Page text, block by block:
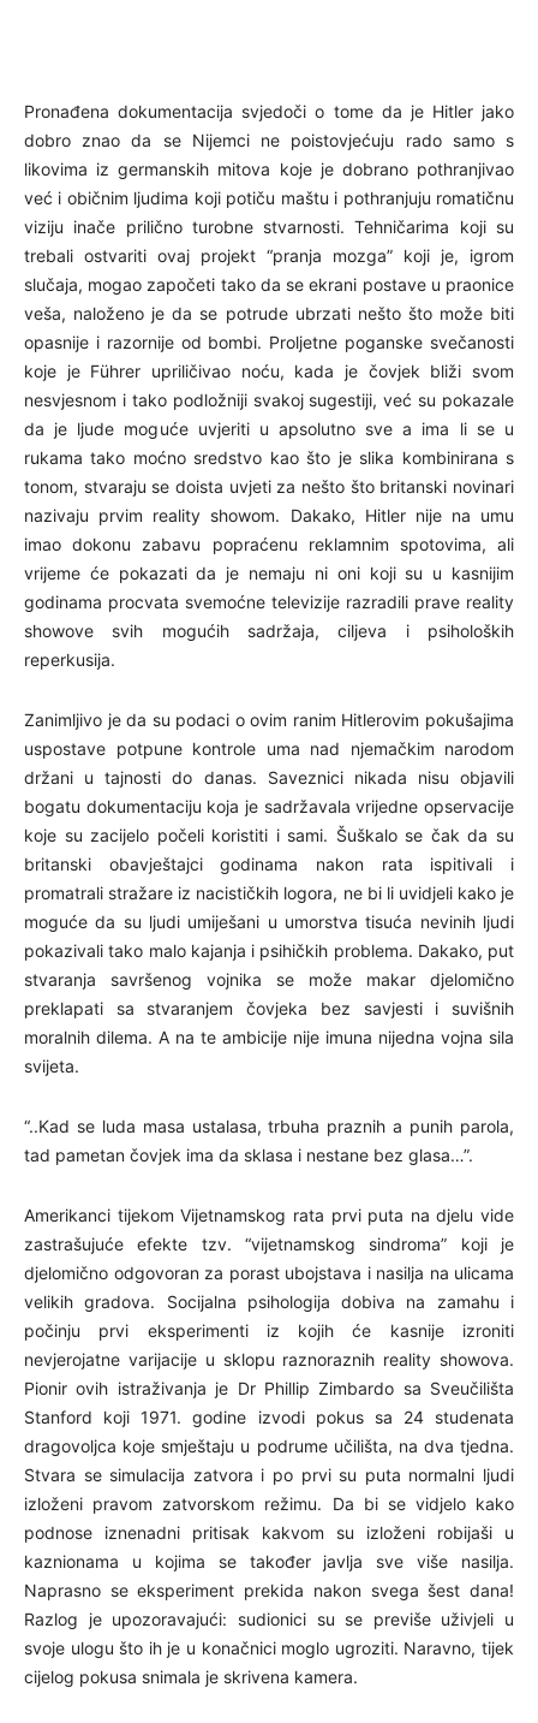
Pronađena dokumentacija svjedoči o tome da je Hitler jako
dobro znao da se Nijemci ne poistovjećuju rado samo s
likovima iz germanskih mitova koje je dobrano pothranjivao
već i običnim ljudima koji potiču maštu i pothranjuju romatičnu
viziju inače prilično turobne stvarnosti. Tehničarima koji su
trebali ostvariti ovaj projekt “pranja mozga” koji je, igrom
slučaja, mogao započeti tako da se ekrani postave u praonice
veša, naloženo je da se potrude ubrzati nešto što može biti
opasnije i razornije od bombi. Proljetne poganske svečanosti
koje je Führer upriličivao noću, kada je čovjek bliži svom
nesvjesnom i tako podložniji svakoj sugestiji, već su pokazale
da je ljude moguće uvjeriti u apsolutno sve a ima li se u
rukama tako moćno sredstvo kao što je slika kombinirana s
tonom, stvaraju se doista uvjeti za nešto što britanski novinari
nazivaju prvim reality showom. Dakako, Hitler nije na umu
imao dokonu zabavu popraćenu reklamnim spotovima, ali
vrijeme će pokazati da je nemaju ni oni koji su u kasnijim
godinama procvata svemoćne televizije razradili prave reality
showove svih mogućih sadržaja, ciljeva i psiholoških
reperkusija.
Zanimljivo je da su podaci o ovim ranim Hitlerovim pokušajima
uspostave potpune kontrole uma nad njemačkim narodom
držani u tajnosti do danas. Saveznici nikada nisu objavili
bogatu dokumentaciju koja je sadržavala vrijedne opservacije
koje su zacijelo počeli koristiti i sami. Šuškalo se čak da su
britanski obavještajci godinama nakon rata ispitivali i
promatrali stražare iz nacističkih logora, ne bi li uvidjeli kako je
moguće da su ljudi umiješani u umorstva tisuća nevinih ljudi
pokazivali tako malo kajanja i psihičkih problema. Dakako, put
stvaranja savršenog vojnika se može makar djelomično
preklapati sa stvaranjem čovjeka bez savjesti i suvišnih
moralnih dilema. A na te ambicije nije imuna nijedna vojna sila
svijeta.
“..Kad se luda masa ustalasa, trbuha praznih a punih parola,
tad pametan čovjek ima da sklasa i nestane bez glasa…”.
Amerikanci tijekom Vijetnamskog rata prvi puta na djelu vide
zastrašujuće efekte tzv. “vijetnamskog sindroma” koji je
djelomično odgovoran za porast ubojstava i nasilja na ulicama
velikih gradova. Socijalna psihologija dobiva na zamahu i
počinju prvi eksperimenti iz kojih će kasnije izroniti
nevjerojatne varijacije u sklopu raznoraznih reality showova.
Pionir ovih istraživanja je Dr Phillip Zimbardo sa Sveučilišta
Stanford koji 1971. godine izvodi pokus sa 24 studenata
dragovoljca koje smještaju u podrume učilišta, na dva tjedna.
Stvara se simulacija zatvora i po prvi su puta normalni ljudi
izloženi pravom zatvorskom režimu. Da bi se vidjelo kako
podnose iznenadni pritisak kakvom su izloženi robijaši u
kaznionama u kojima se također javlja sve više nasilja.
Naprasno se eksperiment prekida nakon svega šest dana!
Razlog je upozoravajući: sudionici su se previše uživjeli u
svoje ulogu što ih je u konačnici moglo ugroziti. Naravno, tijek
cijelog pokusa snimala je skrivena kamera.